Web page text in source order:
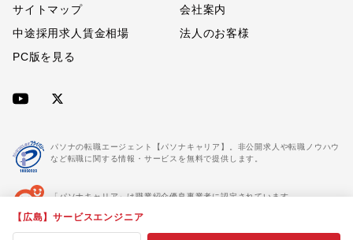
サイトマップ
会社案内
中途採用求人賃金相場
法人のお客様
PC版を見る
パソナの転職エージェント【パソナキャリア】。非公開求人や転職ノウハウ
など転職に関する情報・サービスを無料で提供します。
「パソナキャリア」は職業紹介優良事業者に認定されています。
【広島】サービスエンジニア